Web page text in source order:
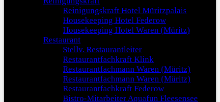
Reinigungskraft Hotel Müritzpalais
Housekeeping Hotel Federow
Housekeeping Hotel Waren (Müritz)
Restaurant
Stellv. Restaurantleiter
Restaurantfachkraft Klink
Restaurantfachmann Waren (Müritz)
Restaurantfachmann Waren (Müritz)
Restaurantfachkraft Federow
Bistro-Mitarbeiter Aquafun Fleesensee